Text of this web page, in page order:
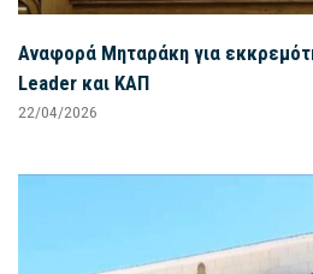
Αναφορά Μηταράκη για
Leader και ΚΑΠ
22/04/2026